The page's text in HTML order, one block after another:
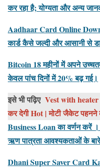
कर रहा है; योग्यता और अन्य
Aadhaar Card Online
कार्ड कैसे जल्दी और आसानी से
Bitcoin 18 महीनों में अपने
केवल पांच दिनों में 20% बढ़ गई।
इसे भी पढ़िए Vest with heater
कर देगी Hot | मोटी जैकेट
Business Loan का वर्णन करें
ऋण पात्रता आवश्यकताओं के
Dhani Super Saver Card